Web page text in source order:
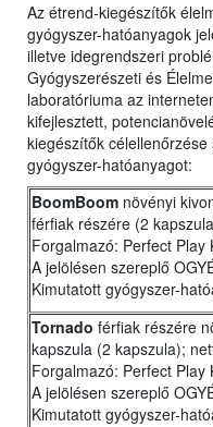
Az étrend-kiegészítők
gyógyszer-hatóanyagok
illetve idegrendszeri
Gyógyszerészeti és
laboratóriuma az
kifejlesztett,
kiegészítők
gyógyszer-hatóanyagot:
BoomBoom növényi
férfiak részére (2
Forgalmazó: Perfect
A jelölésen szereplő
Kimutatott gyógyszer-
Tornado férfiak részére
kapszula (2 kapszula);
Forgalmazó: Perfect
A jelölésen szereplő
Kimutatott gyógyszer-